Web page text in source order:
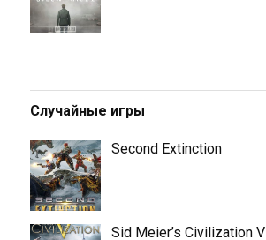
Случайные игры
Second Extinction
Sid Meier’s Civilization V